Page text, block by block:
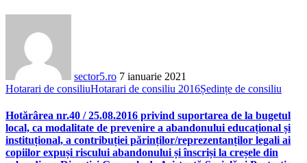
sector5.ro 7 ianuarie 2021
Hotarari de consiliuHotarari de consiliu 2016Ședințe de consiliu
Hotărârea nr.40 / 25.08.2016 privind suportarea de la bugetul
local, ca modalitate de prevenire a abandonului educațional și
instituțional, a contribuției părinților/reprezentanților legali ai
copiilor expuși riscului abandonului și înscriși la creșele din